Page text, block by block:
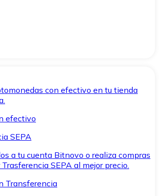
con efectivo en tu tienda
efectivo
SEPA
a tu cuenta Bitnovo o realiza compras
SEPA al mejor precio.
Transferencia